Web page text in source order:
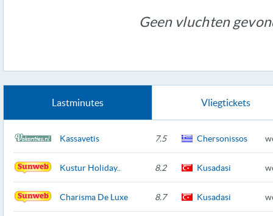
Geen vluchten
Lastminutes Vliegtickets
Kassavetis 7.5 Chersonissos
Kustur Holiday.. 8.2 Kusadasi
Charisma De Luxe 8.7 Kusadasi